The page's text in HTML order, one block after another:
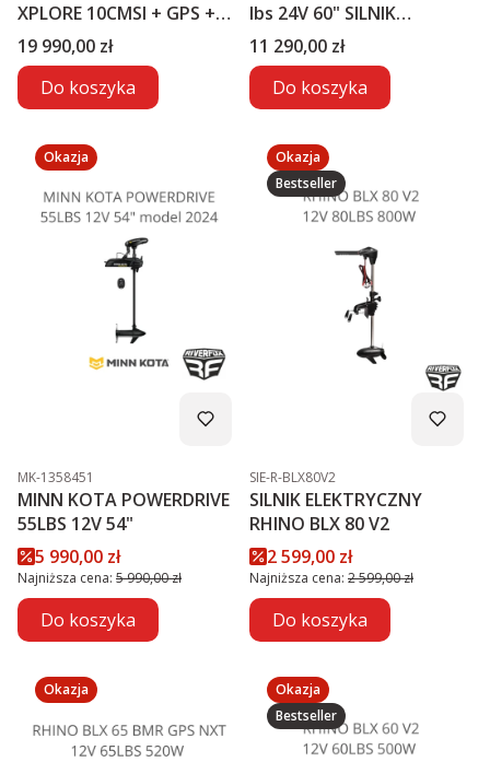
XPLORE 10CMSI + GPS +
MEGA LIVE2
Cena
19 990,00 zł
Do koszyka
lbs 24V 60" SILNIK
ELEKTRYCZNY
Cena
11 290,00 zł
Do koszyka
Okazja
Kod produktu
MK-1358451
MINN KOTA POWERDRIVE
55LBS 12V 54"
Cena promocyjna
5 990,00 zł
Najniższa cena: 5 990,00 zł
Do koszyka
Okazja
Bestseller
Kod produktu
SIE-R-BLX80V2
SILNIK ELEKTRYCZNY
RHINO BLX 80 V2
Cena promocyjna
2 599,00 zł
Najniższa cena: 2 599,00 zł
Do koszyka
Okazja
Okazja
Bestseller